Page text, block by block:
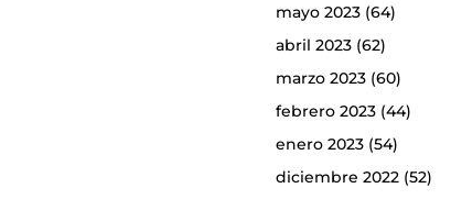
mayo 2023 (64)
abril 2023 (62)
marzo 2023 (60)
febrero 2023 (44)
enero 2023 (54)
diciembre 2022 (52)